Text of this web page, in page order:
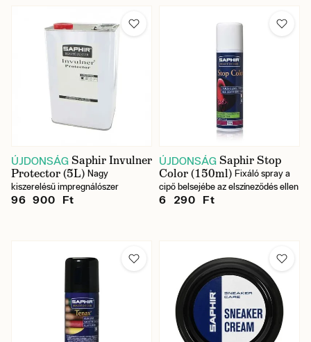
ÚJDONSÁG Saphir Invulner
Protector (5L) Nagy
kiszerelésű impregnálószer
96 900 Ft
ÚJDONSÁG Saphir Stop
Color (150ml) Fixáló spray a
cipő belsejébe az elszíneződés ellen
6 290 Ft